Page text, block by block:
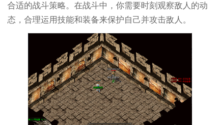
合适的战斗策略。在战斗中，你需要时刻观察敌人的动
态，合理运用技能和装备来保护自己并攻击敌人。